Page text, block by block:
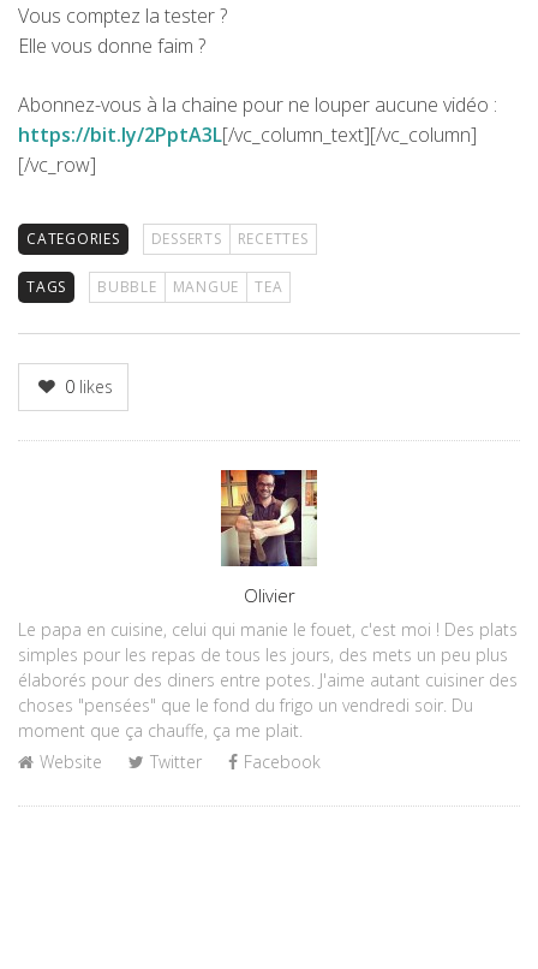
Vous comptez la tester ?
Elle vous donne faim ?
Abonnez-vous à la chaine pour ne louper aucune vidéo :
https://bit.ly/2PptA3L[/vc_column_text][/vc_column]
[/vc_row]
CATEGORIES DESSERTS RECETTES
TAGS BUBBLE MANGUE TEA
0 likes
Olivier
Le papa en cuisine, celui qui manie le fouet, c'est moi ! Des plats
simples pour les repas de tous les jours, des mets un peu plus
élaborés pour des diners entre potes. J'aime autant cuisiner des
choses "pensées" que le fond du frigo un vendredi soir. Du
moment que ça chauffe, ça me plait.
Website
Twitter Facebook